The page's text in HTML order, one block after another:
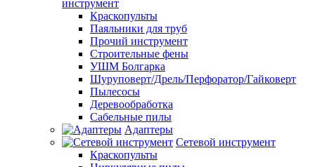
инструмент
Краскопульты
Паяльники для труб
Прочий инструмент
Строительные фены
УШМ Болгарка
Шуруповерт/Дрель/Перфоратор/Гайковерт
Пылесосы
Деревообработка
Сабельные пилы
Адаптеры
Сетевой инструмент
Краскопульты